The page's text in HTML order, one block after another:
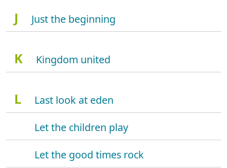
J Just the beginning
K Kingdom united
L
Last look at eden
Let the children play
Let the good times rock